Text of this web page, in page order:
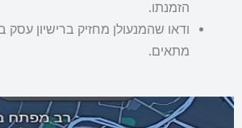
הזמנתו.
ודאו שהמנעולן מחזיק ברישיון עסק
מתאים.